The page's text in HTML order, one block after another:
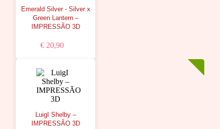
Emerald Silver - Silver x
Green Lantern –
IMPRESSÃO 3D
€ 20,90
LuigI Shelby –
IMPRESSÃO 3D